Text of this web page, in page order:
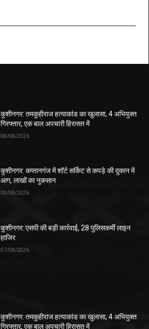
कुशीनगर: तमकुहीराज हत्याकांड का खुलासा, 4 अभियुक्त
गिरफ्तार, एक बाल अपचारी हिरासत में
08/08/2026
कुशीनगर: कप्तानगंज में शॉर्ट सर्किट से कपड़े की दुकान में
आग, लाखों का नुकसान
08/08/2026
कुशीनगर: एसपी की बड़ी कार्रवाई, 28 पुलिसकर्मी लाइन
हाजिर
07/08/2026
कुशीनगर: तमकुहीराज हत्याकांड का खुलासा, 4 अभियुक्त
गिरफ्तार, एक बाल अपचारी हिरासत में